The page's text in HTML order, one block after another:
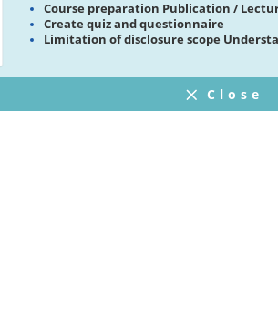
Course preparation Publication /
Create quiz and questionnaire
Limitation of disclosure scope
Close